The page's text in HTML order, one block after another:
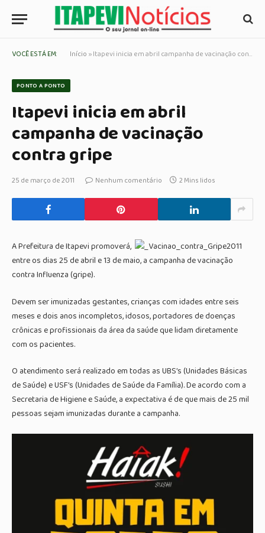
VOCÊ ESTÁ EM: Início »Itapevi inicia em abril campanha de vacinação contra gripe
PONTO A PONTO
Itapevi inicia em abril
campanha de vacinação
contra gripe
25 de março de 2011 Nenhum comentário 2 Mins lidos
A Prefeitura de Itapevi promoverá,
entre os dias 25 de abril e 13 de maio, a campanha de vacinação
contra Influenza (gripe).
Devem ser imunizadas gestantes, crianças com idades entre seis
meses e dois anos incompletos, idosos, portadores de doenças
crônicas e profissionais da área da saúde que lidam diretamente
com os pacientes.
O atendimento será realizado em todas as UBS’s (Unidades Básicas
de Saúde) e USF’s (Unidades de Saúde da Família). De acordo com a
Secretaria de Higiene e Saúde, a expectativa é de que mais de 25 mil
pessoas sejam imunizadas durante a campanha.